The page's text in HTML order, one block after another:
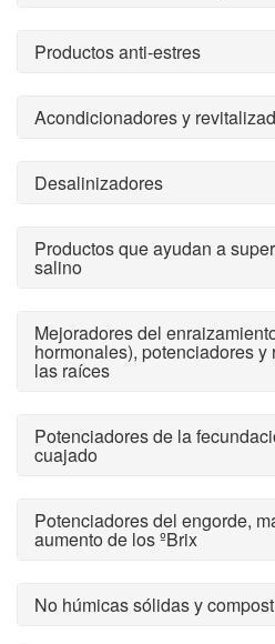
Productos anti-estres
Acondicionadores y
Desalinizadores
Productos que ayudan a
salino
Mejoradores del
hormonales), potenciadores
las raíces
Potenciadores de la
cuajado
Potenciadores del engorde,
aumento de los ºBrix
No húmicas sólidas y compost